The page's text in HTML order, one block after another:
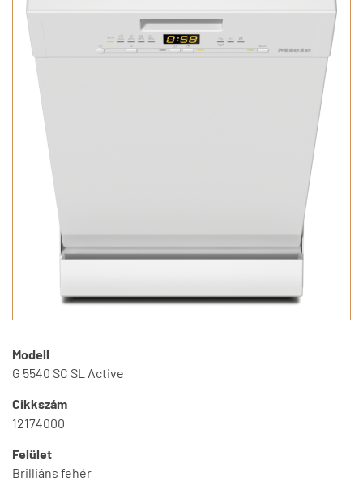
Modell
G 5540 SC SL Active
Cikkszám
12174000
Felület
Brilliáns fehér